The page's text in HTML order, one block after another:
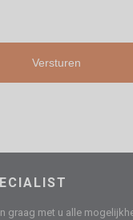
graag met u alle